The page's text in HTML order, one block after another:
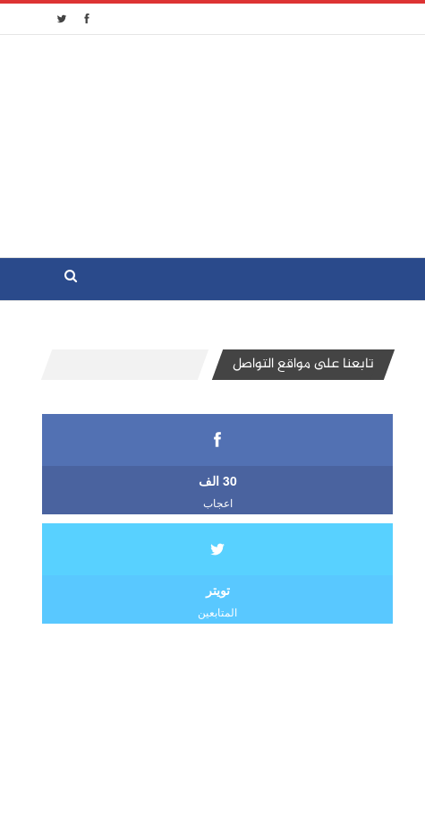
تابعنا على مواقع التواصل
30 الف
اعجاب
تويتر
المتابعين